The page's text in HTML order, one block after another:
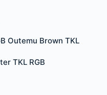
Outemu Brown TKL
TKL RGB